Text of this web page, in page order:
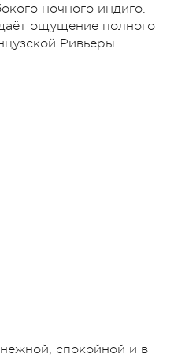
ночного индиго.
ощущение полного
Ривьеры.
спокойной и в